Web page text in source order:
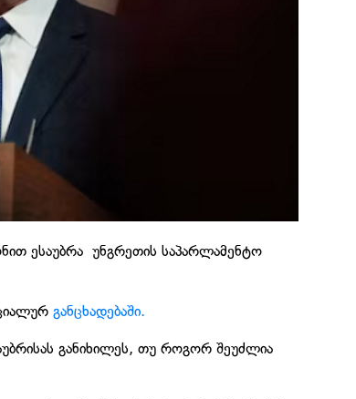
ესაუბრა უნგრეთის საპარლამენტო
განცხადებაში.
განიხილეს, თუ როგორ შეუძლია